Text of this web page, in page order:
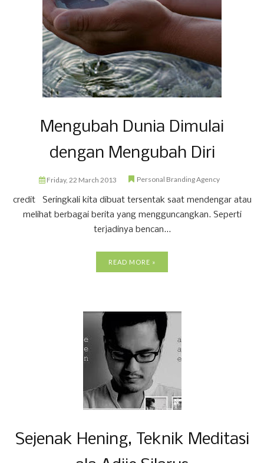
Mengubah Dunia Dimulai
dengan Mengubah Diri
Friday, 22 March 2013 Personal Branding Agency
credit Seringkali kita dibuat tersentak saat mendengar atau
melihat berbagai berita yang mengguncangkan. Seperti
terjadinya bencan...
READ MORE »
Sejenak Hening, Teknik Meditasi